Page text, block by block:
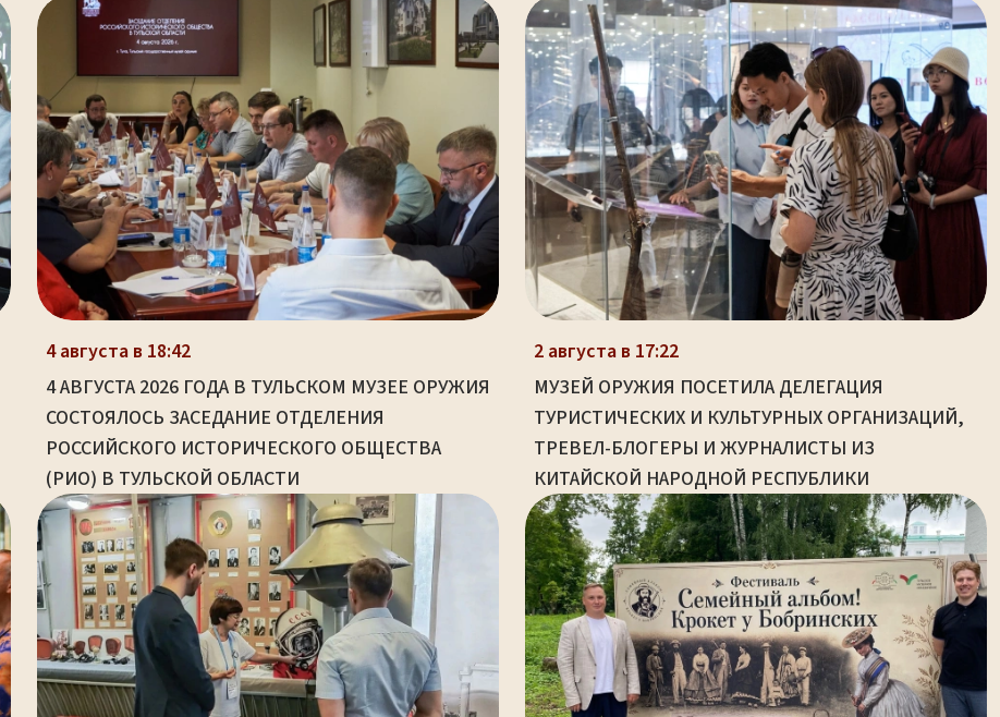
4 августа в 18:42
4 АВГУСТА 2026 ГОДА В ТУЛЬСКОМ МУЗЕЕ ОРУЖИЯ
СОСТОЯЛОСЬ ЗАСЕДАНИЕ ОТДЕЛЕНИЯ
РОССИЙСКОГО ИСТОРИЧЕСКОГО ОБЩЕСТВА
(РИО) В ТУЛЬСКОЙ ОБЛАСТИ
2 августа в 17:22
МУЗЕЙ ОРУЖИЯ ПОСЕТИЛА ДЕЛЕГАЦИЯ
ТУРИСТИЧЕСКИХ И КУЛЬТУРНЫХ ОРГАНИЗАЦИЙ,
ТРЕВЕЛ-БЛОГЕРЫ И ЖУРНАЛИСТЫ ИЗ
КИТАЙСКОЙ НАРОДНОЙ РЕСПУБЛИКИ